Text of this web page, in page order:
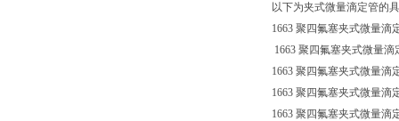
以下为夹式微量滴定管的
1663 聚四氟塞夹式微量滴
1663 聚四氟塞夹式微量滴
1663 聚四氟塞夹式微量滴
1663 聚四氟塞夹式微量滴
1663 聚四氟塞夹式微量滴